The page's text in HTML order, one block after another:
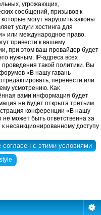
угрожающих,
сообщений, призывов к
могут нарушить законы
услуги хостинга для
или международное право.
привести к вашему
при этом ваш провайдер будет
нужным. IP-адреса всех
такой политики. Вы
«В нашу гавань
перенести или
усмотрению. Как
вами информация будет
не будет открыта третьим
конференции «В нашу
не может быть ответственна за
несанкционированному доступу